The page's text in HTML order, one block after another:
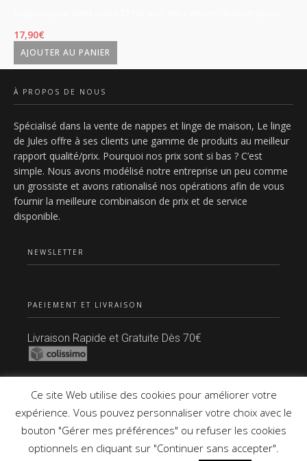
AJOUTER AU PANIER
17,90€
À PROPOS DE NOUS
Spécialisé dans la vente de nappes et linge de maison, Le linge
de Jules offre à ses clients une gamme de produits au meilleur
rapport qualité/prix. Pourquoi nos prix sont si bas ? C’est
simple. Nous avons modélisé notre entreprise un peu comme
un grossiste et avons rationalisé nos opérations afin de vous
fournir la meilleure combinaison de prix et de service
disponible.
NEWSLETTER
PAEIEMENT ET LIVRAISON
Livraison Rapide et Gratuite Dès 70€
Copyright © 2021 Tous Droits Réservés.
Ce site Web utilise des cookies pour améliorer votre
expérience. Vous pouvez personnaliser votre choix avec le
bouton "Gérer mes préférences" ou refuser les cookies
optionnels en cliquant sur "Continuer sans accepter".